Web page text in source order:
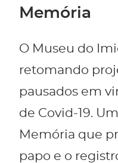
Memória
O Museu do
retomando
pausados em
de Covid-19.
Memória que
papo e o